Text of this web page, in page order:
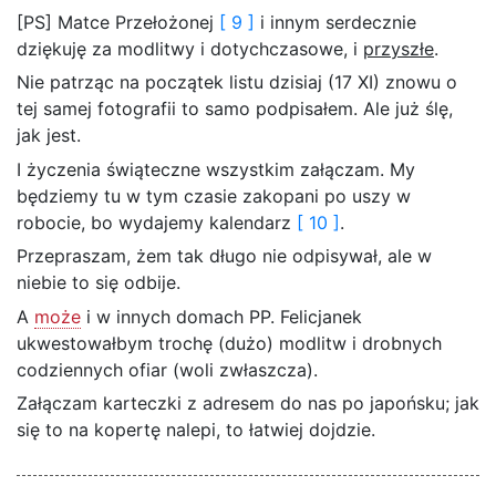
[PS] Matce Przełożonej [ 9 ] i innym serdecznie
dziękuję za modlitwy i dotychczasowe, i przyszłe.
Nie patrząc na początek listu dzisiaj (17 XI) znowu o
tej samej fotografii to samo podpisałem. Ale już ślę,
jak jest.
I życzenia świąteczne wszystkim załączam. My
będziemy tu w tym czasie zakopani po uszy w
robocie, bo wydajemy kalendarz [ 10 ].
Przepraszam, żem tak długo nie odpisywał, ale w
niebie to się odbije.
A może i w innych domach PP. Felicjanek
ukwestowałbym trochę (dużo) modlitw i drobnych
codziennych ofiar (woli zwłaszcza).
Załączam karteczki z adresem do nas po japońsku; jak
się to na kopertę nalepi, to łatwiej dojdzie.